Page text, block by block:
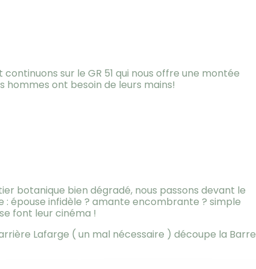
sur le GR 51 qui nous offre une montée
hommes ont besoin de leurs mains!
botanique bien dégradé, nous passons devant le
: épouse infidèle ? amante encombrante ? simple
font leur cinéma !
Lafarge ( un mal nécessaire ) découpe la Barre